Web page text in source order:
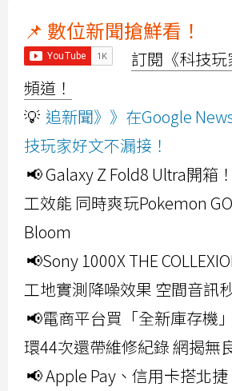
📌 數位新聞搶鮮看！
訂閱《科技
頻道！
💡 追新聞》》在Google
技玩家好文不漏接！
📢 Galaxy Z Fold8 Ultra開箱
工效能 同時爽玩Pokemon
Bloom
📢Sony 1000X THE
工地實測降噪效果 空間音訊
📢電商平台買「全新庫存機
環44次還帶維修紀錄 網揭無
📢 Apple Pay、信用卡搭北